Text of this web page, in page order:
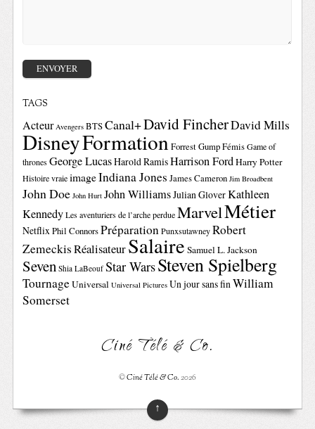
TAGS
Acteur Avengers BTSCanal+David FincherDavid Mills
DisneyFormationForrest GumpFémis Game of
thrones George LucasHarold RamisHarrison FordHarry Potter
Histoire vraie imageIndiana Jones James Cameron Jim Broadbent
John Doe John Hurt John WilliamsJulian GloverKathleen
Kennedy Les aventuriers de l’arche perdue MarvelMétier
NetflixPhil ConnorsPréparation Punxsutawney Robert
ZemeckisRéalisateurSalaire Samuel L. Jackson
Seven Shia LaBeouf Star WarsSteven Spielberg
TournageUniversal Universal Pictures Un jour sans finWilliam
Somerset
Ciné Télé & Co.
©Ciné Télé & Co.2026
↑